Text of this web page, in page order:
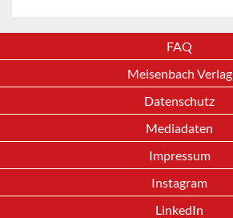
FAQ
Meisenbach Verlag
Datenschutz
Mediadaten
Impressum
Instagram
LinkedIn